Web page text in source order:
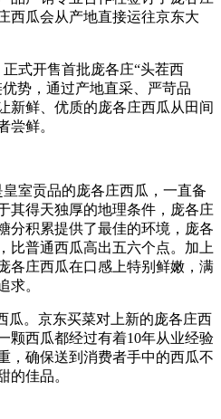
西瓜会从产地直接运往京东大
式开售首批庞各庄“头茬西
势，通过产地直采、严苛品
新鲜、优质的庞各庄西瓜从田间
尝鲜。
室贡品的庞各庄西瓜，一直备
其得天独厚的地理条件，庞各庄
分积累提供了最佳的环境，庞各
比普通西瓜高出五六个点。加上
各庄西瓜在口感上特别鲜嫩，满
求。
瓜。京东买菜对上新的庞各庄西
颗西瓜都经过有着10年从业经验
，确保送到消费者手中的西瓜不
的佳品。